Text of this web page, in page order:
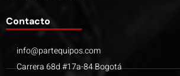
Contacto
info@partequipos.com
Carrera 68d #17a-84 Bogotá